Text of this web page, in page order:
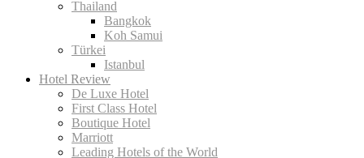
Thailand
Bangkok
Koh Samui
Türkei
Istanbul
Hotel Review
De Luxe Hotel
First Class Hotel
Boutique Hotel
Marriott
Leading Hotels of the World